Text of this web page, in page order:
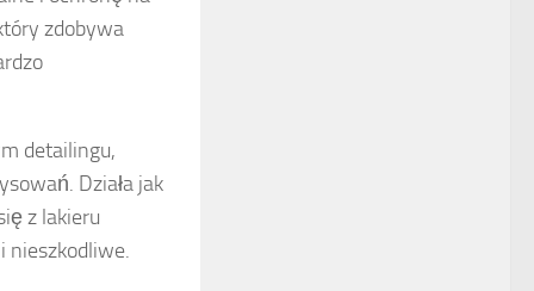
zdobywa
detailingu,
Działa jak
z lakieru
nieszkodliwe.